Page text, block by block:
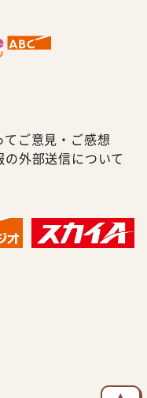
ご意見・ご感想
外部送信について